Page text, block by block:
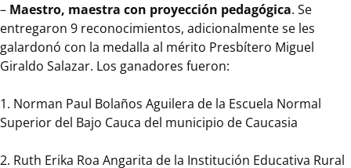
– Maestro, maestra con proyección pedagógica. Se
entregaron 9 reconocimientos, adicionalmente se les
galardonó con la medalla al mérito Presbítero Miguel
Giraldo Salazar. Los ganadores fueron:
1. Norman Paul Bolaños Aguilera de la Escuela Normal
Superior del Bajo Cauca del municipio de Caucasia
2. Ruth Erika Roa Angarita de la Institución Educativa Rural
pedagógicas
basadas
en
los
significativos
para
vida